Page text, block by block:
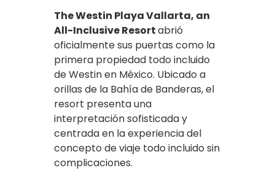
The Westin Playa Vallarta, an
All-Inclusive Resortabrió
oficialmente sus puertas como la
primera propiedad todo incluido
de Westin en México. Ubicado a
orillas de la Bahía de Banderas, el
resort presenta una
interpretación sofisticada y
centrada en la experiencia del
concepto de viaje todo incluido sin
complicaciones.